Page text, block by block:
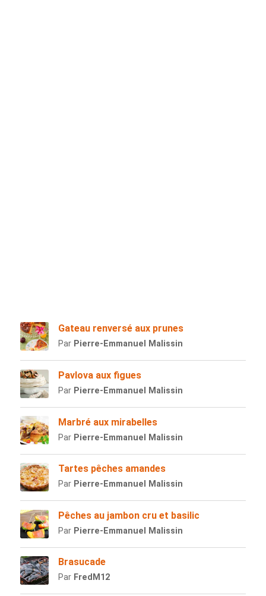
Gateau renversé aux prunes
Par Pierre-Emmanuel Malissin
Pavlova aux figues
Par Pierre-Emmanuel Malissin
Marbré aux mirabelles
Par Pierre-Emmanuel Malissin
Tartes pêches amandes
Par Pierre-Emmanuel Malissin
Pêches au jambon cru et basilic
Par Pierre-Emmanuel Malissin
Brasucade
Par FredM12